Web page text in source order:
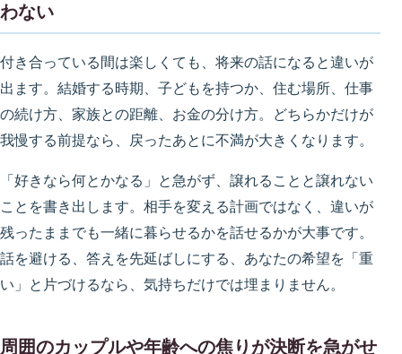
わない
付き合っている間は楽しくても、将来の話になると違いが
出ます。結婚する時期、子どもを持つか、住む場所、仕事
の続け方、家族との距離、お金の分け方。どちらかだけが
我慢する前提なら、戻ったあとに不満が大きくなります。
「好きなら何とかなる」と急がず、譲れることと譲れない
ことを書き出します。相手を変える計画ではなく、違いが
残ったままでも一緒に暮らせるかを話せるかが大事です。
話を避ける、答えを先延ばしにする、あなたの希望を「重
い」と片づけるなら、気持ちだけでは埋まりません。
周囲のカップルや年齢への焦りが決断を急がせ